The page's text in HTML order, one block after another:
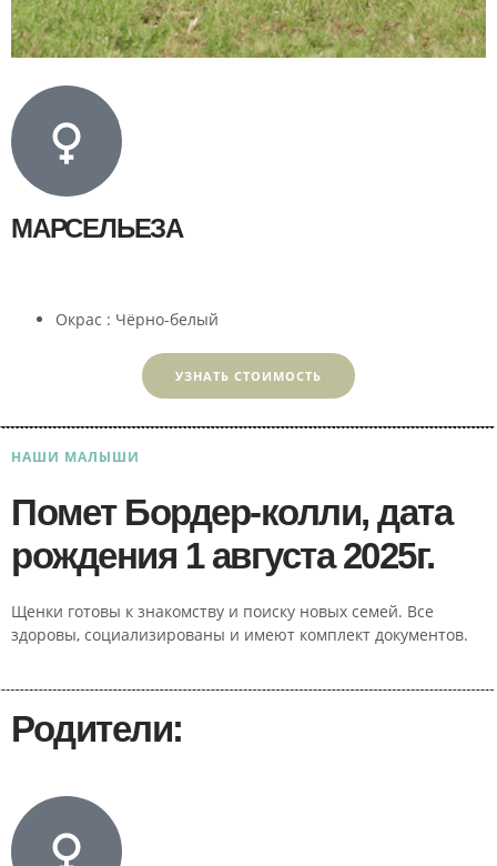
МАРСЕЛЬЕЗА
Окрас : Чёрно-белый
УЗНАТЬ СТОИМОСТЬ
НАШИ МАЛЫШИ
Помет Бордер-колли, дата
рождения 1 августа 2025г.
Щенки готовы к знакомству и поиску новых семей. Все
здоровы, социализированы и имеют комплект документов.
Родители: